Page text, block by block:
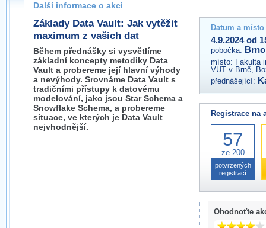
brno@wug.cz
Další informace o akci
Základy Data Vault: Jak vytěžit
maximum z vašich dat
Během přednášky si vysvětlíme
základní koncepty metodiky Data
Vault a probereme její hlavní výhody
a nevýhody. Srovnáme Data Vault s
tradičními přístupy k datovému
modelování, jako jsou Star Schema a
Snowflake Schema, a probereme
situace, ve kterých je Data Vault
nejvhodnější.
Datum a
4.9.2024 od
pobočka: Brno
místo: Fakulta
VUT v Brně,
přednášející:
Registrace na
57
ze 200
potvrzených
registrací
Ohodnoťte